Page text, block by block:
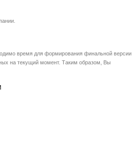
время для формирования финальной версии
на текущий момент. Таким образом, Вы